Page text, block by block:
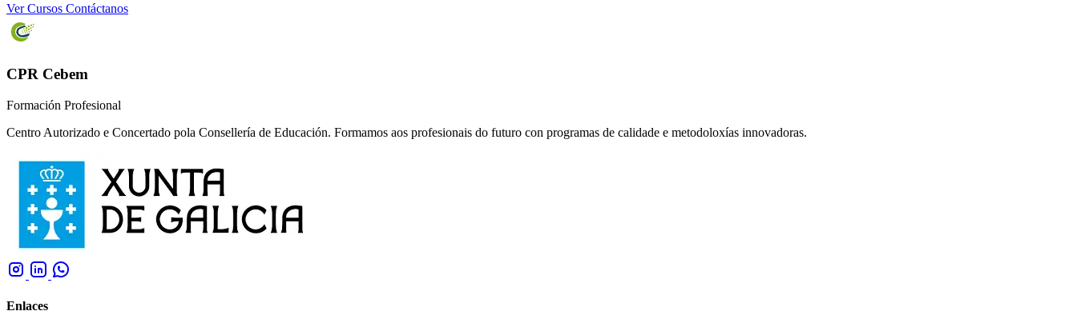
Ver Cursos Contáctanos
CPR Cebem
Formación Profesional
Centro Autorizado e Concertado pola Consellería de Educación. Formamos aos profesionais do futuro con programas de calidade e metodoloxías innovadoras.
Enlaces